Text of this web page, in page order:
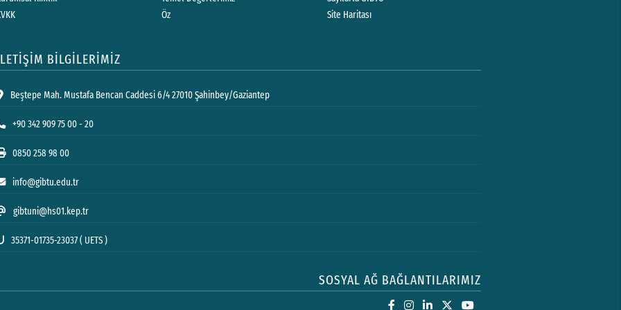
Öz
Site Haritası
BİLGİLERİMİZ
Beştepe Mah. Mustafa Bencan Caddesi 6/4 27010 Şahinbey/Gaziantep
+90 342 909 75 00 - 20
0850 258 98 00
info@gibtu.edu.tr
gibtuni@hs01.kep.tr
35371-01735-23037 ( UETS )
SOSYAL AĞ BAĞLANTILARIMIZ